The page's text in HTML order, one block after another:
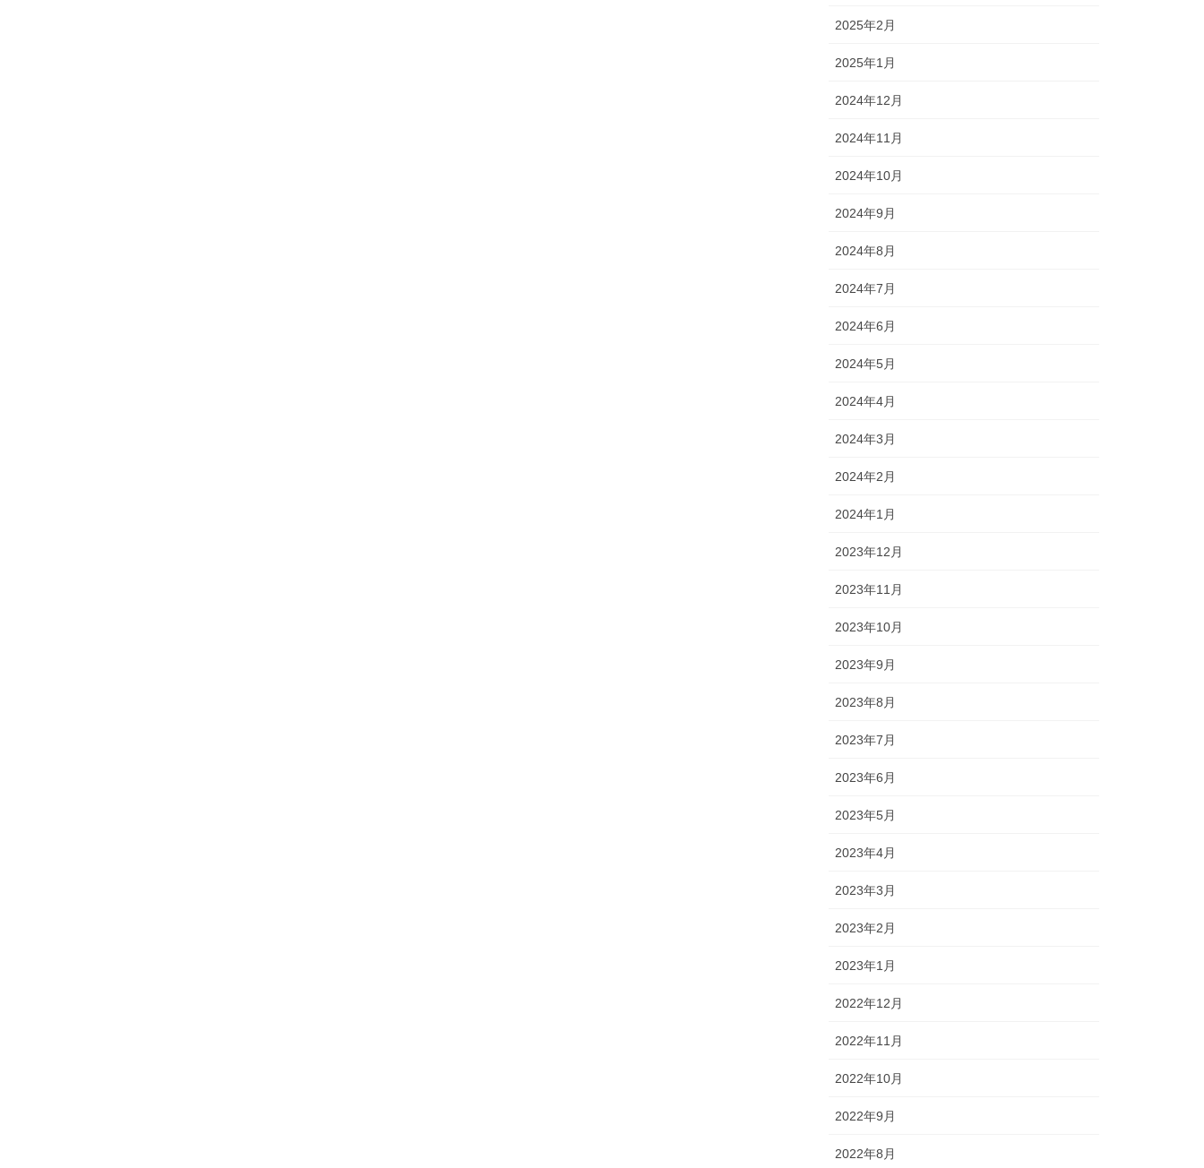
2025年2月
2025年1月
2024年12月
2024年11月
2024年10月
2024年9月
2024年8月
2024年7月
2024年6月
2024年5月
2024年4月
2024年3月
2024年2月
2024年1月
2023年12月
2023年11月
2023年10月
2023年9月
2023年8月
2023年7月
2023年6月
2023年5月
2023年4月
2023年3月
2023年2月
2023年1月
2022年12月
2022年11月
2022年10月
2022年9月
2022年8月